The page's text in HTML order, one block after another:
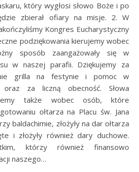
który wygłosi słowo Boże i po
zbierał ofiary na misje. 2. W
Kongres Eucharystyczny
podziękowania kierujemy wobec
sposób zaangażowały się w
w naszej parafii. Dziękujemy za
grilla na festynie i pomoc w
za liczną obecność. Słowa
także wobec osób, które
ołtarza na Placu św. Jana
baldachimie, złożyły na dar ołtarza
i złożyły również dary duchowe.
którzy również finansowo
naszego…